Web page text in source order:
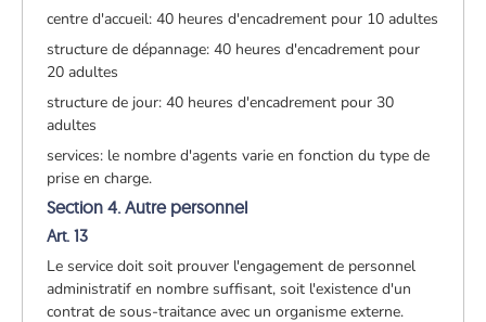
centre d'accueil: 40 heures d'encadrement pour 10 adultes
structure de dépannage: 40 heures d'encadrement pour
20 adultes
structure de jour: 40 heures d'encadrement pour 30
adultes
services: le nombre d'agents varie en fonction du type de
prise en charge.
Section 4. Autre personnel
Art. 13
Le service doit soit prouver l'engagement de personnel
administratif en nombre suffisant, soit l'existence d'un
contrat de sous-traitance avec un organisme externe.